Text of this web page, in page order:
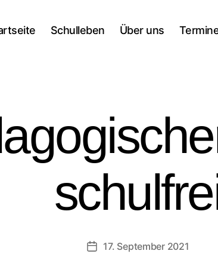
Schulleben Über uns
Veröffentlichungsdatum
17. September 2021